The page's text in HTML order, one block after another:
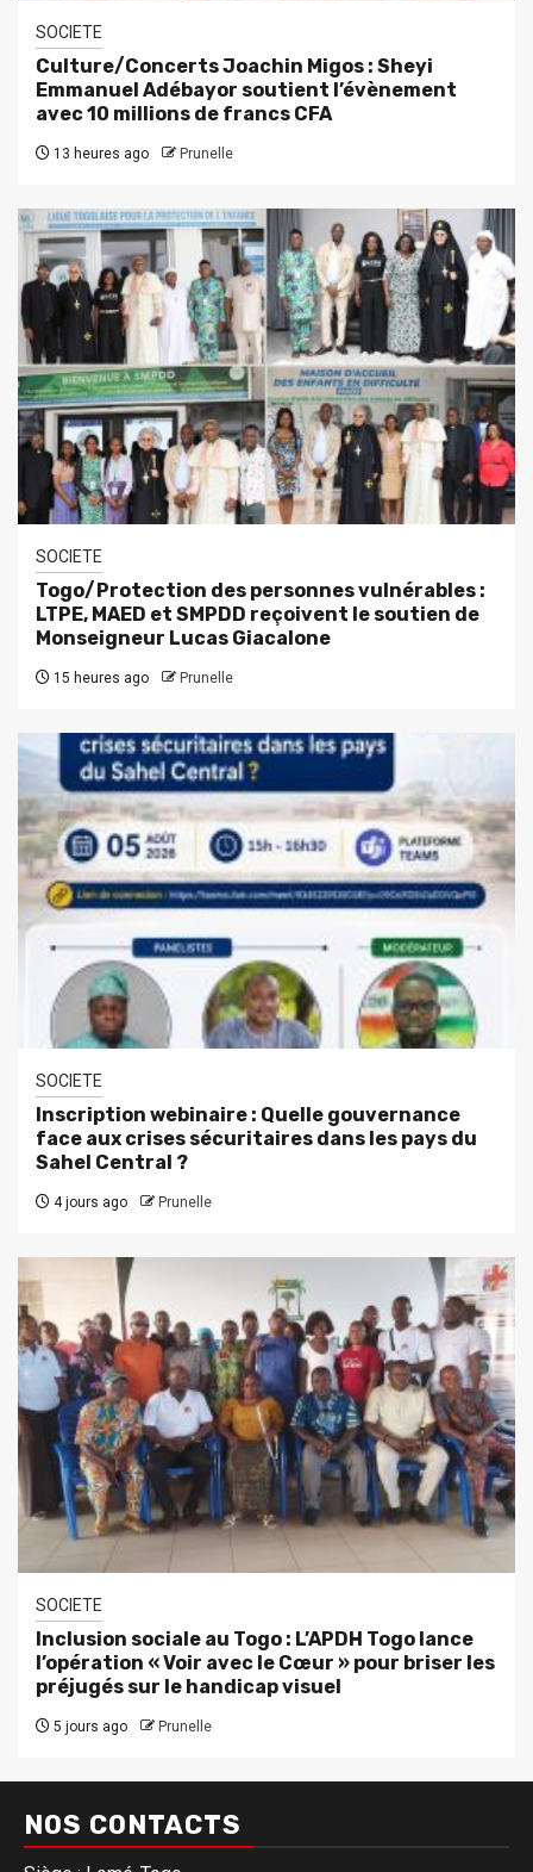
SOCIETE
Culture/Concerts Joachin Migos : Sheyi
Emmanuel Adébayor soutient l’évènement
avec 10 millions de francs CFA
13 heures ago Prunelle
SOCIETE
Togo/Protection des personnes vulnérables :
LTPE, MAED et SMPDD reçoivent le soutien de
Monseigneur Lucas Giacalone
15 heures ago Prunelle
SOCIETE
Inscription webinaire : Quelle gouvernance
face aux crises sécuritaires dans les pays du
Sahel Central ?
4 jours ago Prunelle
SOCIETE
Inclusion sociale au Togo : L’APDH Togo lance
l’opération « Voir avec le Cœur » pour briser les
préjugés sur le handicap visuel
5 jours ago Prunelle
NOS CONTACTS